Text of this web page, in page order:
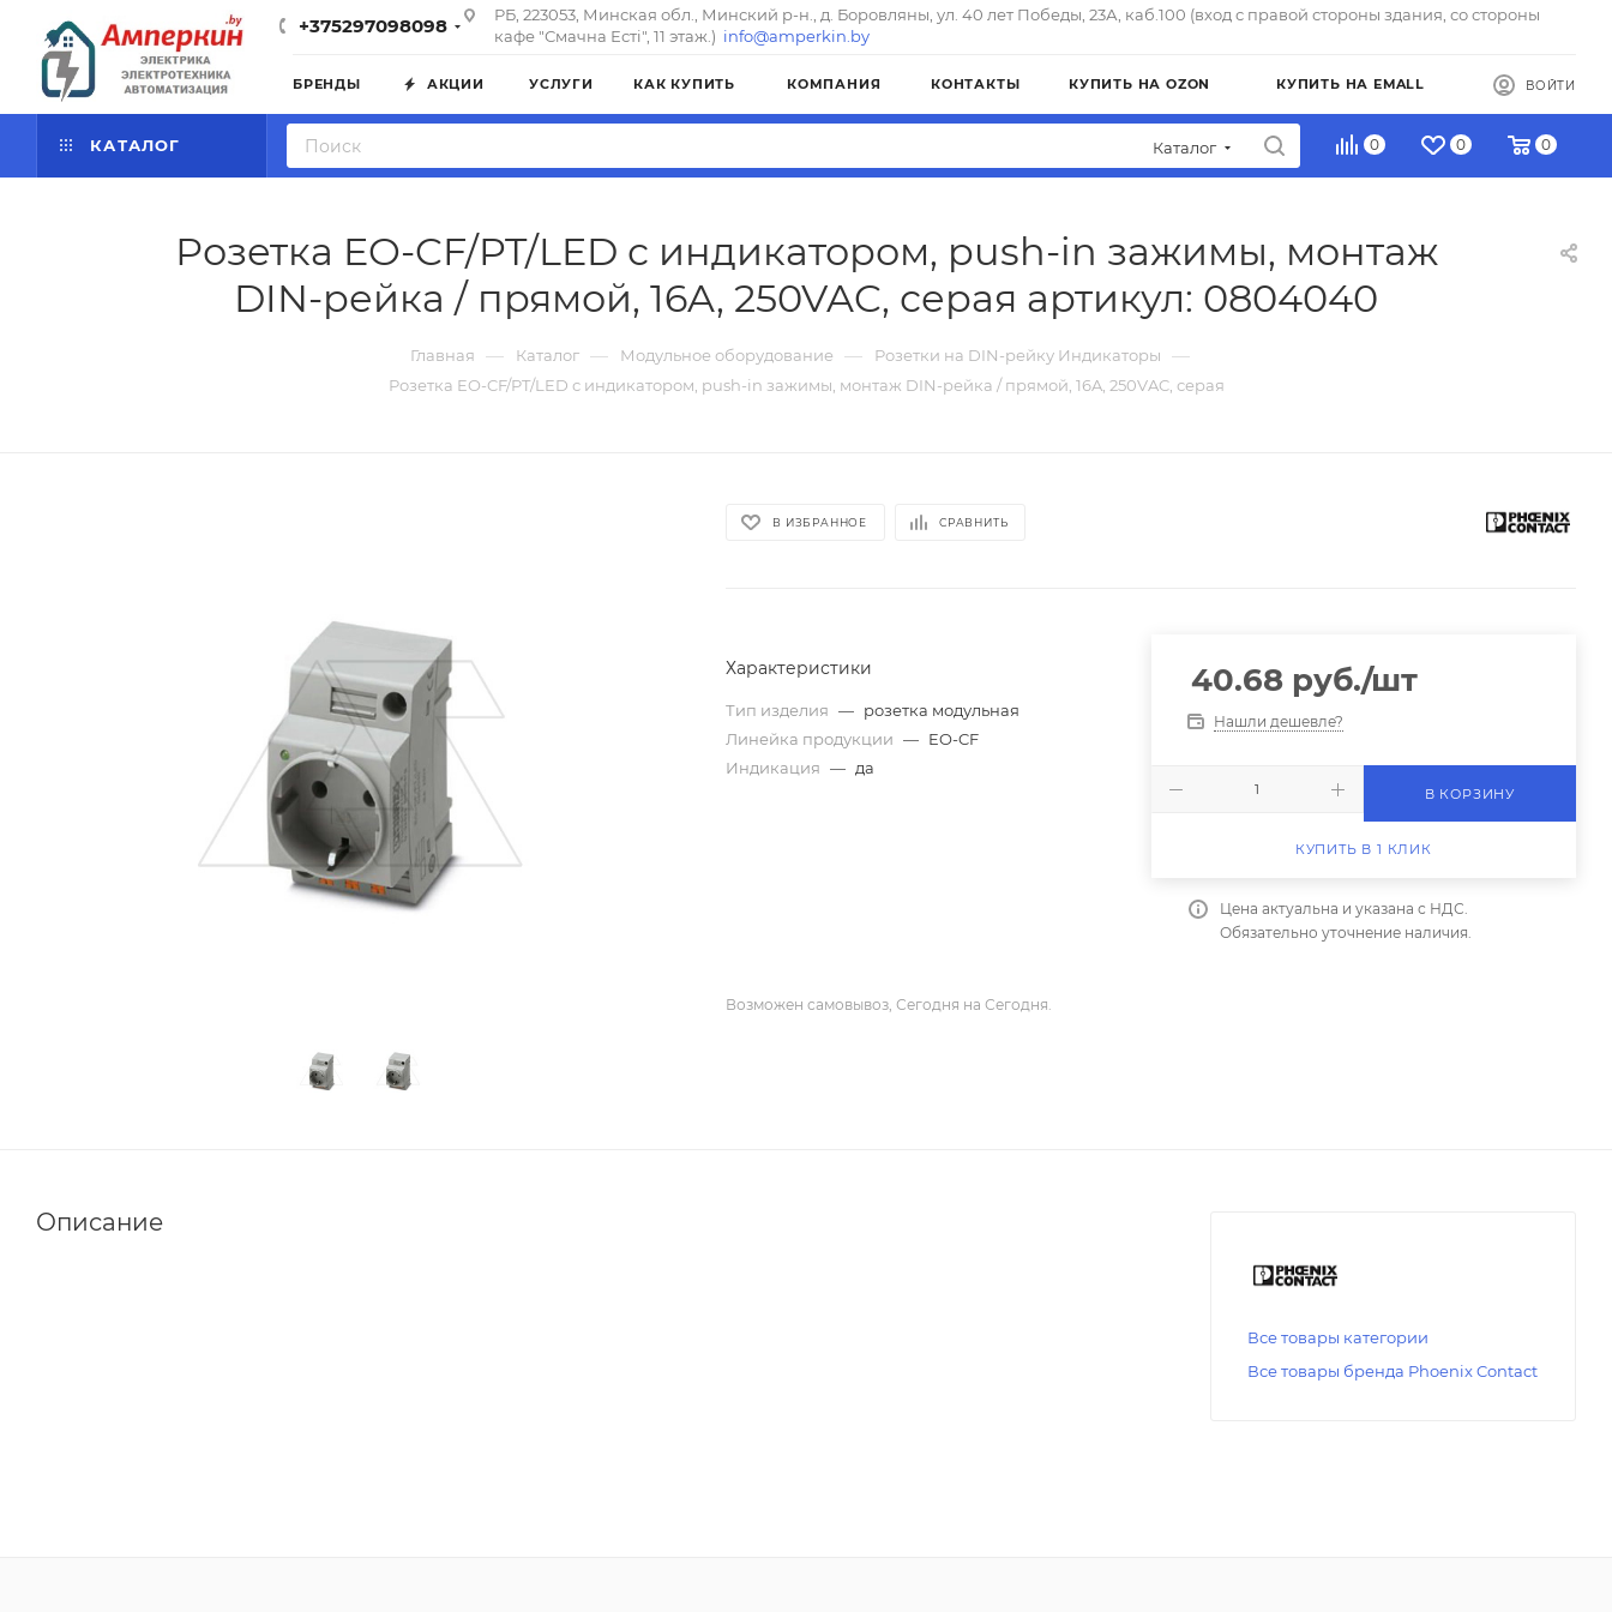
+375297098098
РБ, 223053, Минская обл., Минский р-н., д. Боровляны, ул. 40 лет Победы, 23А, каб.100 (вход с правой стороны здания, со стороны
кафе "Смачна Естi", 11 этаж.) info@amperkin.by
БРЕНДЫ АКЦИИ УСЛУГИ КАК КУПИТЬ КОМПАНИЯ КОНТАКТЫ КУПИТЬ НА OZON КУПИТЬ НА EMALL ВОЙТИ
КАТАЛОГ Каталог 0 0 0
Розетка EO-CF/PT/LED с индикатором, push-in зажимы, монтаж
DIN-рейка / прямой, 16A, 250VAC, серая артикул: 0804040
Главная — Каталог — Модульное оборудование — Розетки на DIN-рейку Индикаторы —
Розетка EO-CF/PT/LED с индикатором, push-in зажимы, монтаж DIN-рейка / прямой, 16A, 250VAC, серая
В ИЗБРАННОЕ СРАВНИТЬ
Характеристики
Тип изделия — розетка модульная
Линейка продукции — EO-CF
Индикация — да
40.68руб./шт
Нашли дешевле?
В КОРЗИНУ
КУПИТЬ В 1 КЛИК
Цена актуальна и указана с НДС.
Обязательно уточнение наличия.
Возможен самовывоз, Сегодня на Сегодня.
Описание
Все товары категории
Все товары бренда Phoenix Contact